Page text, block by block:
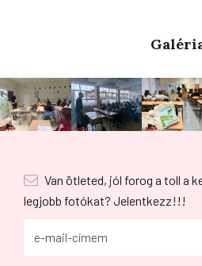
Van ötleted, jól forog a toll a
legjobb fotókat? Jelentkezz!!!